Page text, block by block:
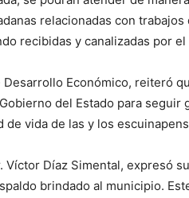
relacionadas con trabajos
recibidas y canalizadas por el
Económico, reiteró
del Estado para seguir
vida de las y los
Díaz Simental, expresó
brindado al municipio.